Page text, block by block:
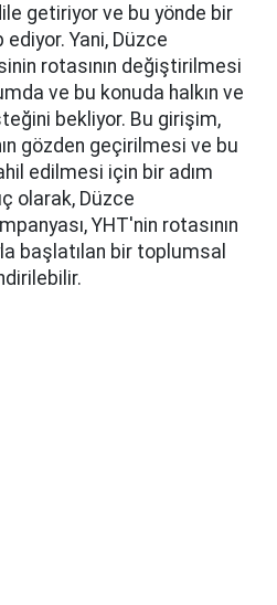
getiriyor ve bu yönde bir
Yani, Düzce
rotasının değiştirilmesi
ve bu konuda halkın ve
bekliyor. Bu girişim,
gözden geçirilmesi ve bu
edilmesi için bir adım
olarak, Düzce
YHT'nin rotasının
başlatılan bir toplumsal